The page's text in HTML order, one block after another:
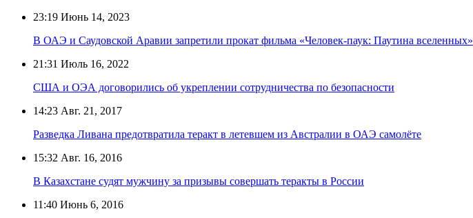
23:19 Июнь 14, 2023
В ОАЭ и Саудовской Аравии запретили прокат фильма «Человек-паук: Паутина вселенных»
21:31 Июль 16, 2022
США и ОЭА договорились об укреплении сотрудничества по безопасности
14:23 Авг. 21, 2017
Разведка Ливана предотвратила теракт в летевшем из Австралии в ОАЭ самолёте
15:32 Авг. 16, 2016
В Казахстане судят мужчину за призывы совершать теракты в России
11:40 Июнь 6, 2016